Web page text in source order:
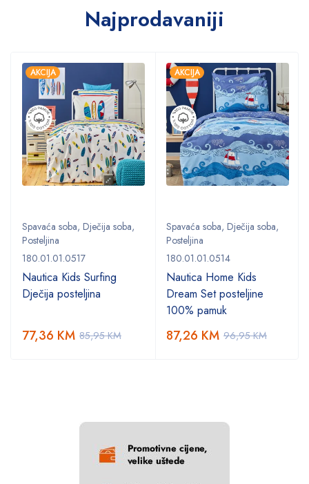
Najprodavaniji
AKCIJA
Spavaća soba, Dječija soba,
Posteljina
180.01.01.0517
Nautica Kids Surfing
Dječija posteljina
85,95KM
77,36 KM
AKCIJA
Spavaća soba, Dječija soba,
Posteljina
180.01.01.0514
Nautica Home Kids
Dream Set posteljine
100% pamuk
96,95KM
87,26 KM